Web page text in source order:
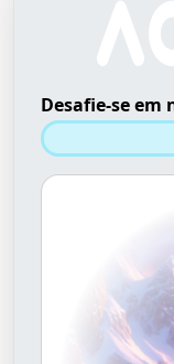
Desafie-se em